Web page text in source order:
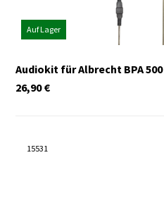
Auf Lager
Audiokit für Albrecht BPA 500
€
26,90
15531